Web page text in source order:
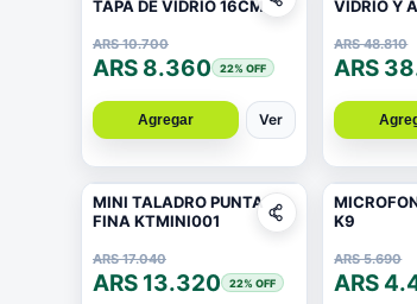
TAPA DE VIDRIO 16CM
ARS 10.700
ARS 8.360 22% OFF
Agregar Ver
VIDRIO Y
11CM 2MM
ARS 48.810
ARS
MINI TALADRO PUNTA
FINA KTMINI001
ARS 17.040
ARS 13.320 22% OFF
K9
ARS 5.690
ARS